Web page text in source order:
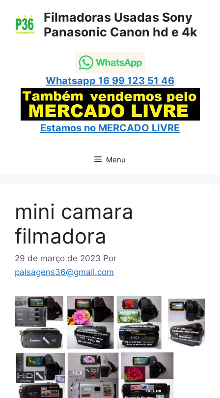
para
Filmadoras Usadas Sony
Panasonic Canon hd e 4k
Whatsapp 16 99 123 51 46
Estamos no MERCADO LIVRE
Menu
mini camara
filmadora
29 de março de 2023 Por
paisagens36@gmail.com